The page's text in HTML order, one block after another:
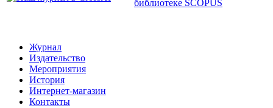
Журнал
Издательство
Мероприятия
История
Интернет-магазин
Контакты